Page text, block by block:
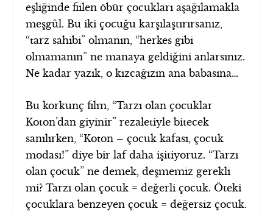
eşliğinde fiilen öbür çocukları aşağılamakla
meşgûl. Bu iki çocuğu karşılaştırırsanız,
“tarz sahibi” olmanın, “herkes gibi
olmamanın” ne manaya geldiğini anlarsınız.
Ne kadar yazık, o kızcağızın ana babasına…
Bu korkunç film, “Tarzı olan çocuklar
Koton’dan giyinir” rezaletiyle bitecek
sanılırken, “Koton – çocuk kafası, çocuk
modası!” diye bir laf daha işitiyoruz. “Tarzı
olan çocuk” ne demek, deşmemiz gerekli
mi? Tarzı olan çocuk = değerli çocuk. Öteki
çocuklara benzeyen çocuk = değersiz çocuk.